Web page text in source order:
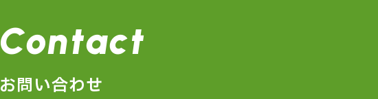
Contact
お問い合わせ